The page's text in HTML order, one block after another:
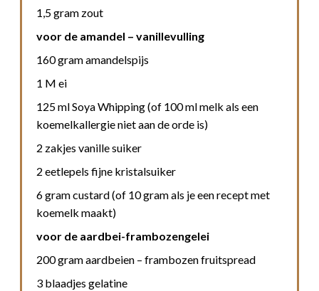
1,5 gram zout
voor de amandel – vanillevulling
160 gram amandelspijs
1 M ei
125 ml Soya Whipping (of 100 ml melk als een
koemelkallergie niet aan de orde is)
2 zakjes vanille suiker
2 eetlepels fijne kristalsuiker
6 gram custard (of 10 gram als je een recept met
koemelk maakt)
voor de aardbei-frambozengelei
200 gram aardbeien – frambozen fruitspread
3 blaadjes gelatine